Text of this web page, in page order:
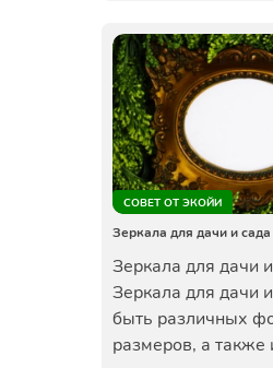
СОВЕТ ОТ ЭКОЙИ
Зеркала для дачи и сада
Зеркала для дачи
Зеркала для дачи
быть различных
размеров, а также